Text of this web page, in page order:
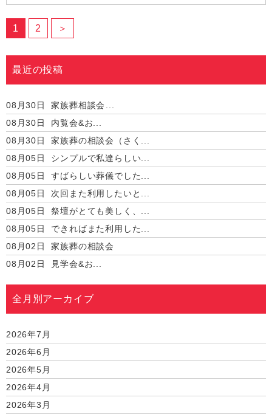
1 2 ＞
最近の投稿
08月30日
家族葬相談会...
08月30日
内覧会&お...
08月30日
家族葬の相談会（さく...
08月05日
シンプルで私達らしい...
08月05日
すばらしい葬儀でした...
08月05日
次回また利用したいと...
08月05日
祭壇がとても美しく、...
08月05日
できればまた利用した...
08月02日
家族葬の相談会
08月02日
見学会&お...
全月別アーカイブ
2026年7月
2026年6月
2026年5月
2026年4月
2026年3月